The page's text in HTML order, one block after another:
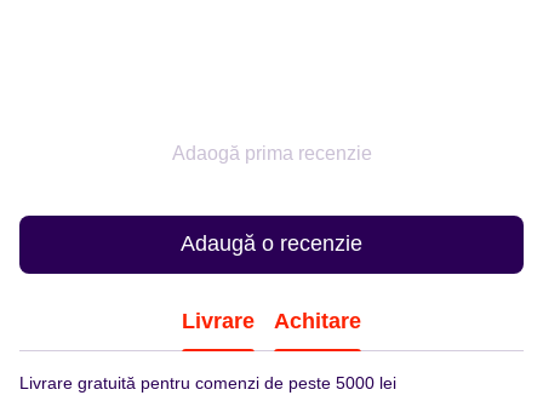
Adaogă prima recenzie
Adaugă o recenzie
Livrare Achitare
Livrare gratuită pentru comenzi de peste 5000 lei